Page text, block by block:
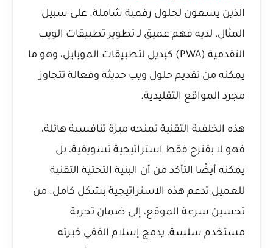
الذين يسعون لحلول رقمية شاملة. على سبيل
المثال، لديه فهم عميق لـ تطوير تطبيقات الويب
التقدمية (PWA) كبديل لتطبيقات الموبايل
، وهو ما
يمكنه من تقديم حلول ويب حديثة وفعالة تتجاوز
مجرد المواقع التقليدية.
هذه الخلفية التقنية تمنحه ميزة تنافسية هائلة،
فهو لا يقترح فقط استراتيجية تسويقية، بل
يمكنه أيضًا التأكد من أن البنية التحتية التقنية
للعميل تدعم هذه الاستراتيجية بشكل كامل. من
تحسين سرعة الموقع، إلى ضمان تجربة
مستخدم سلسة، يدمج إسلام الفقي خبرته